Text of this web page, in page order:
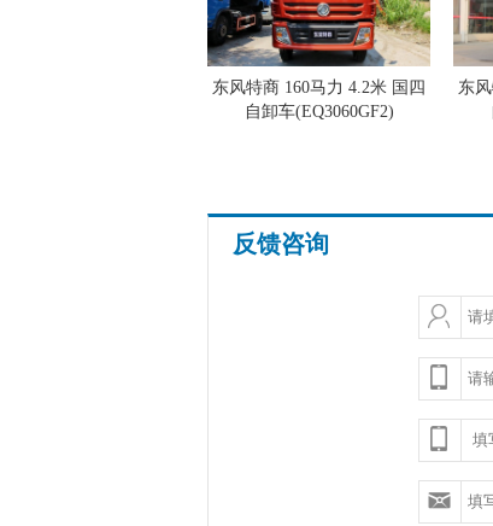
东风特商 160马力 4.2米 国四
自卸车(EQ3060GF2)
东
反馈咨询